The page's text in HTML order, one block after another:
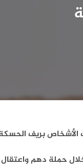
الأشخاص بريف
50 شخصا بينهم عراقيون خلال